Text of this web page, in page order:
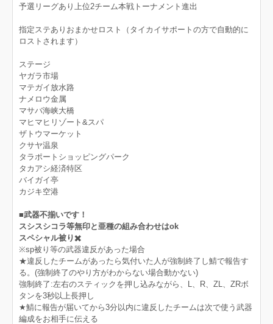
予選リーグあり上位2チーム本戦トーナメント進出
指定ステありおまかせロスト（タイカイサポートの方で自動的に
ロストされます）
ステージ
ヤガラ市場
マテガイ放水路
ナメロウ金属
マサバ海峡大橋
マヒマヒリゾート&スパ
ザトウマーケット
クサヤ温泉
タラポートショッピングパーク
タカアシ経済特区
バイガイ亭
カジキ空港
■武器不揃いです！
スシスシコラ等無印と亜種の組み合わせはok
スペシャル被り✖️
※sp被り等の武器違反があった場合
★違反したチームがあったら気付いた人が強制終了し鯖で報告す
る。(強制終了のやり方がわからない場合動かない)
強制終了:左右のスティックを押し込みながら、L、R、ZL、ZRボ
タンを3秒以上長押し
★鯖に報告が届いてから3分以内に違反したチームは次で使う武器
編成をお相手に伝える